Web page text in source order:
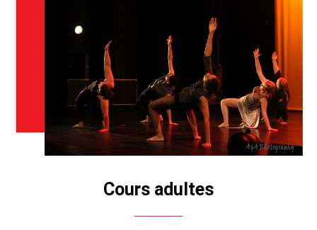
Cours adultes